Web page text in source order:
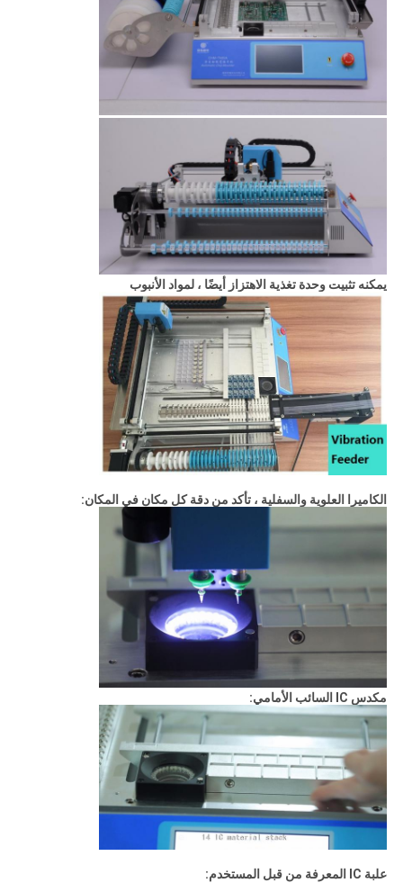
يمكنه تثبيت وحدة تغذية الاهتزاز أيضًا ، لمواد الأنبوب
الكاميرا العلوية والسفلية ، تأكد من دقة كل مكان في المكان:
مكدس IC السائب الأمامي:
علبة IC المعرفة من قبل المستخدم: